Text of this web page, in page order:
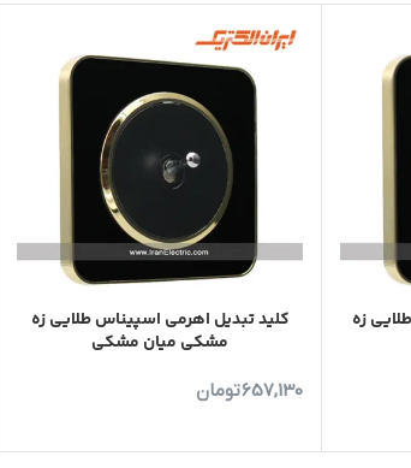
زه
کلید تبدیل اهرمی اسپیناس طلایی زه
مشکی میان مشکی
657,130تومان